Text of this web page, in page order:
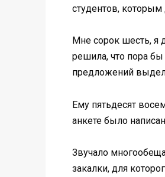
студентов,
Мне сорок шесть, я
решила, что пора бы
предложений
Ему пятьдесят
анкете было
Звучало
закалки, для